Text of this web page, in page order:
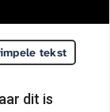
tekst
dit is